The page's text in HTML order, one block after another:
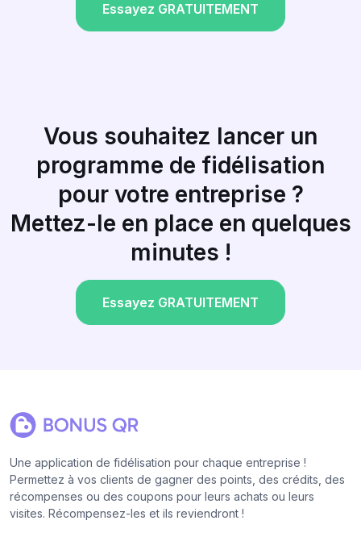
Essayez GRATUITEMENT
Vous souhaitez lancer un
programme de fidélisation
pour votre entreprise ?
Mettez-le en place en quelques
minutes !
Essayez GRATUITEMENT
Une application de fidélisation pour chaque entreprise !
Permettez à vos clients de gagner des points, des crédits, des
récompenses ou des coupons pour leurs achats ou leurs
visites. Récompensez-les et ils reviendront !